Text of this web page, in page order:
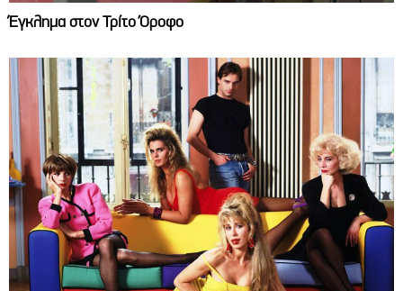
Έγκλημα στον Τρίτο Όροφο